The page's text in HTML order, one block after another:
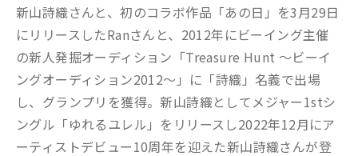
新山詩織さんと、初のコラボ作品「あの日」を3月29日
にリリースしたRanさんと、2012年にビーイング主催
の新人発掘オーディション「Treasure Hunt ～ビーイ
ングオーディション2012～」に「詩織」名義で出場
し、グランプリを獲得。新山詩織としてメジャー1stシ
ングル「ゆれるユレル」をリリースし2022年12月にア
ーティストデビュー10周年を迎えた新山詩織さんが登